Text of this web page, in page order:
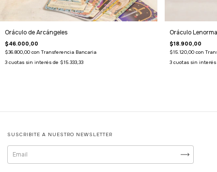
Oráculo de Arcángeles
$46.000,00
$36.800,00 con Transferencia Bancaria
3 cuotas sin interés de $15.333,33
Oráculo
$18.900,00
$15.120,00 con
3 cuotas sin
SUSCRIBITE A NUESTRO NEWSLETTER